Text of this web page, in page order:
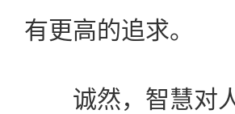
有更高的追求。
诚然，智慧对人